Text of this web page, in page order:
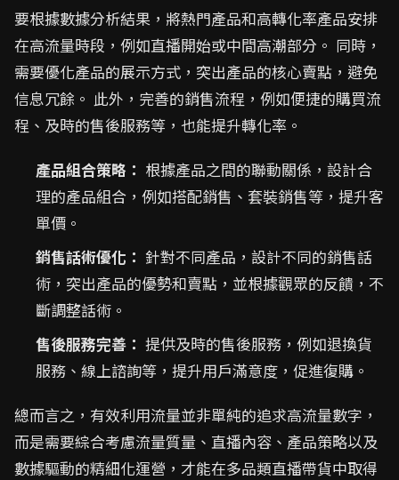
要根據數據分析結果，將熱門產品和高轉化率產品安排
在高流量時段，例如直播開始或中間高潮部分。 同時，
需要優化產品的展示方式，突出產品的核心賣點，避免
信息冗餘。 此外，完善的銷售流程，例如便捷的購買流
程、及時的售後服務等，也能提升轉化率。
產品組合策略： 根據產品之間的聯動關係，設計合
理的產品組合，例如搭配銷售、套裝銷售等，提升客
單價。
銷售話術優化： 針對不同產品，設計不同的銷售話
術，突出產品的優勢和賣點，並根據觀眾的反饋，不
斷調整話術。
售後服務完善： 提供及時的售後服務，例如退換貨
服務、線上諮詢等，提升用戶滿意度，促進復購。
總而言之，有效利用流量並非單純的追求高流量數字，
而是需要綜合考慮流量質量、直播內容、產品策略以及
數據驅動的精細化運營，才能在多品類直播帶貨中取得